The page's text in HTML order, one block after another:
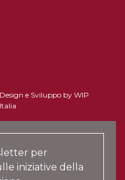
Design e Sviluppo by WIP
Italia
per
iniziative della